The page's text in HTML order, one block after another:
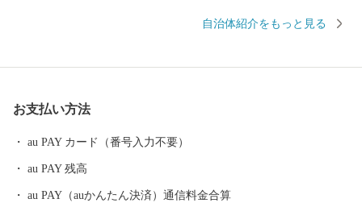
です。 その「日本最後の清流」といわれる四万十川の中流域に位
育てています。 どうぞ、豊かな日本の自然の恵みを、ご堪能くだ
自治体紹介をもっと見る
お支払い方法
au PAY カード（番号入力不要）
au PAY 残高
au PAY（auかんたん決済）通信料金合算